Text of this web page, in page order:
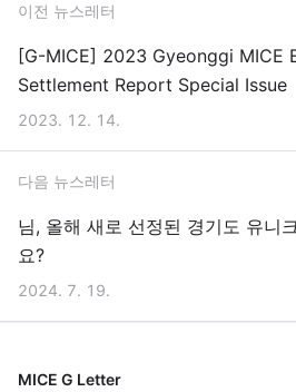
이전 뉴스레터
[G-MICE] 2023 Gyeonggi MICE
Settlement Report Special Issue
2023. 12. 14.
다음 뉴스레터
님, 올해 새로 선정된 경기도 유니
요?
2024. 7. 19.
MICE G Letter